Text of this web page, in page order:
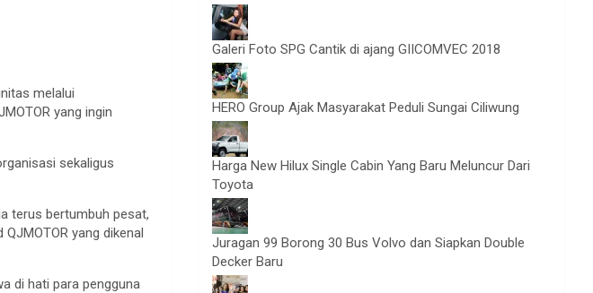
melalui
yang ingin
sekaligus
terus bertumbuh pesat,
yang dikenal
di hati para pengguna
Galeri Foto SPG Cantik di ajang GIICOMVEC 2018
HERO Group Ajak Masyarakat Peduli Sungai Ciliwung
Harga New Hilux Single Cabin Yang Baru Meluncur Dari
Toyota
Juragan 99 Borong 30 Bus Volvo dan Siapkan Double
Decker Baru